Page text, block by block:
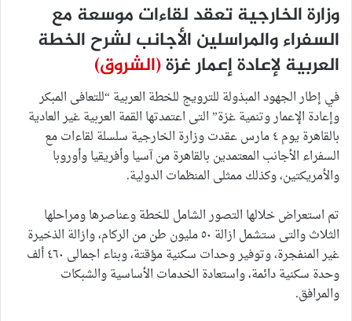
وزارة الخارجية تعقد لقاءات موسعة مع
السفراء والمراسلين الأجانب لشرح الخطة
العربية لإعادة إعمار غزة(الشروق)
في إطار الجهود المبذولة للترويج للخطة العربية “للتعافى المبكر
وإعادة الإعمار وتنمية غزة” التى اعتمدتها القمة العربية غير العادية
بالقاهرة يوم ٤ مارس عقدت وزارة الخارجية سلسلة لقاءات مع
السفراء الأجانب المعتمدين بالقاهرة من آسيا وأفريقيا وأوروبا
والأمريكتين، وكذلك ممثلى المنظمات الدولية.
تم استعراض خلالها التصور الشامل للخطة وعناصرها ومراحلها
الثلاث والتى ستشمل ازالة ٥٠ مليون طن من الركام، وازالة الذخيرة
غير المنفجرة، وتوفير وحدات سكنية مؤقتة، وبناء اجمالى ٤٦٠ ألف
وحدة سكنية دائمة، واستعادة الخدمات الأساسية والشبكات
والمرافق.